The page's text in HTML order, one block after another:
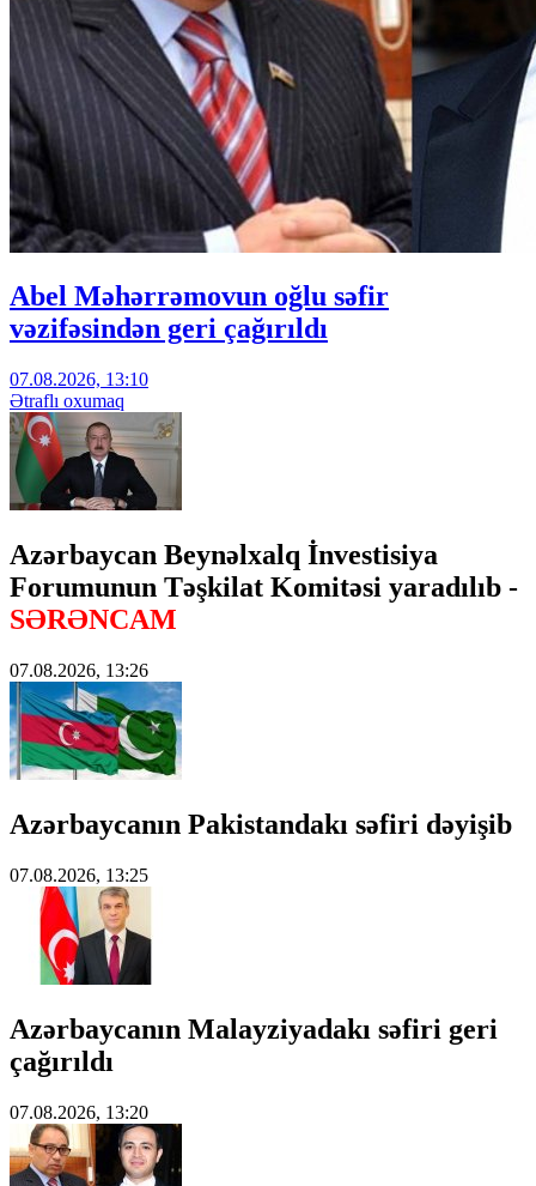
Abel Məhərrəmovun oğlu səfir
vəzifəsindən geri çağırıldı
07.08.2026, 13:10
Ətraflı oxumaq
Azərbaycan Beynəlxalq İnvestisiya
Forumunun Təşkilat Komitəsi yaradılıb -
SƏRƏNCAM
07.08.2026, 13:26
Azərbaycanın Pakistandakı səfiri dəyişib
07.08.2026, 13:25
Azərbaycanın Malayziyadakı səfiri geri
çağırıldı
07.08.2026, 13:20